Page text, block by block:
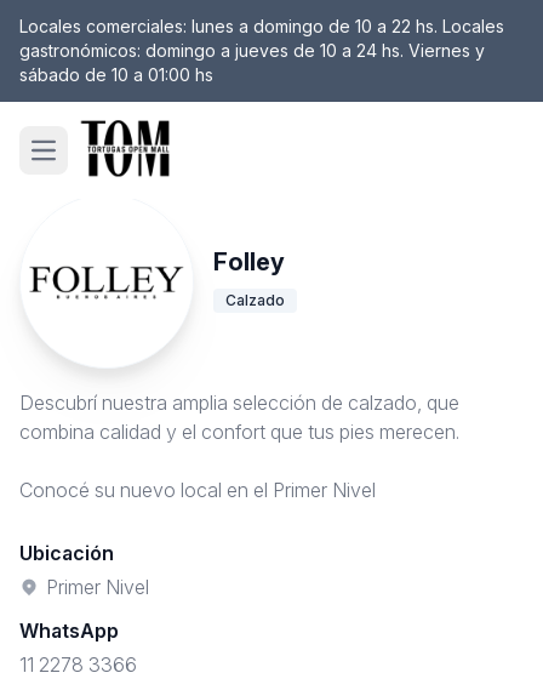
Locales comerciales: lunes a domingo de 10 a 22 hs. Locales
gastronómicos: domingo a jueves de 10 a 24 hs. Viernes y
sábado de 10 a 01:00 hs
Open main menu
Folley
Calzado
Descubrí nuestra amplia selección de calzado, que
combina calidad y el confort que tus pies merecen.
Conocé su nuevo local en el Primer Nivel
Ubicación
Primer Nivel
WhatsApp
11 2278 3366